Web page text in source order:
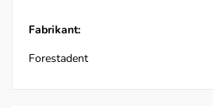
Fabrikant:
Forestadent